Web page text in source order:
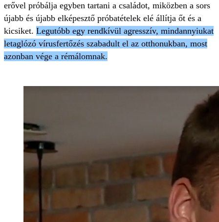
erővel próbálja egyben tartani a családot, miközben a sors
újabb és újabb elképesztő próbatételek elé állítja őt és a
kicsiket. Legutóbb egy rendkívül agresszív, mindannyiukat
letaglózó vírusfertőzés szabadult el az otthonukban, most
azonban vége a rémálomnak.